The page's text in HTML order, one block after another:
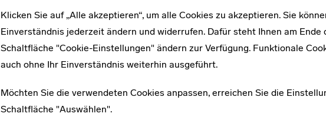
Klicken Sie auf „Alle akzeptieren“, um alle Cookies zu akzeptieren. Sie
Einverständnis jederzeit ändern und widerrufen. Dafür steht Ihnen am Ende
Schaltfläche "Cookie-Einstellungen" ändern zur Verfügung. Funktionale
auch ohne Ihr Einverständnis weiterhin ausgeführt.
Möchten Sie die verwendeten Cookies anpassen, erreichen Sie die
Schaltfläche "Auswählen".
WEITERE ARTIKEL ZUM THEMA